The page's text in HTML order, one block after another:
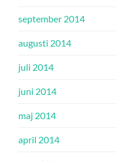
september 2014
augusti 2014
juli 2014
juni 2014
maj 2014
april 2014